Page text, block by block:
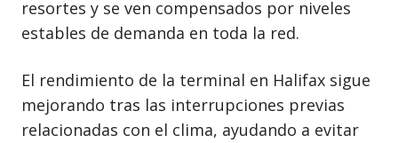
resortes y se ven compensados por niveles
estables de demanda en toda la red.
El rendimiento de la terminal en Halifax sigue
mejorando tras las interrupciones previas
relacionadas con el clima, ayudando a evitar